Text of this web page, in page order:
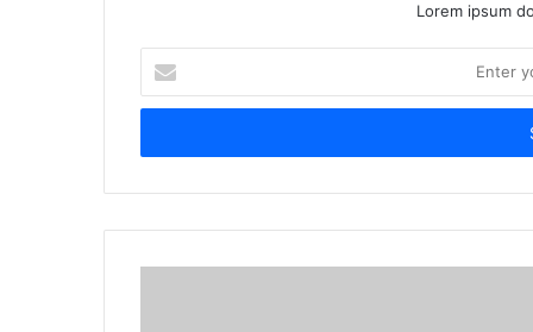
Lorem ipsum
your
Email